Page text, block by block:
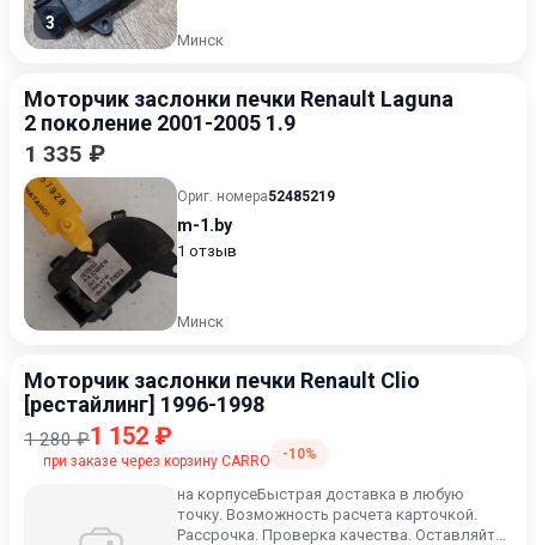
3
Минск
Моторчик заслонки печки Renault Laguna
2 поколение 2001-2005 1.9
1 335 ₽
Ориг. номера52485219
m-1.by
1 отзыв
Минск
Моторчик заслонки печки Renault Clio
[рестайлинг] 1996-1998
1 280 ₽1 152 ₽
при заказе через корзину CARRO -10%
на корпусеБыстрая доставка в любую
точку. Возможность расчета карточкой.
Рассрочка. Проверка качества. Оставляйте